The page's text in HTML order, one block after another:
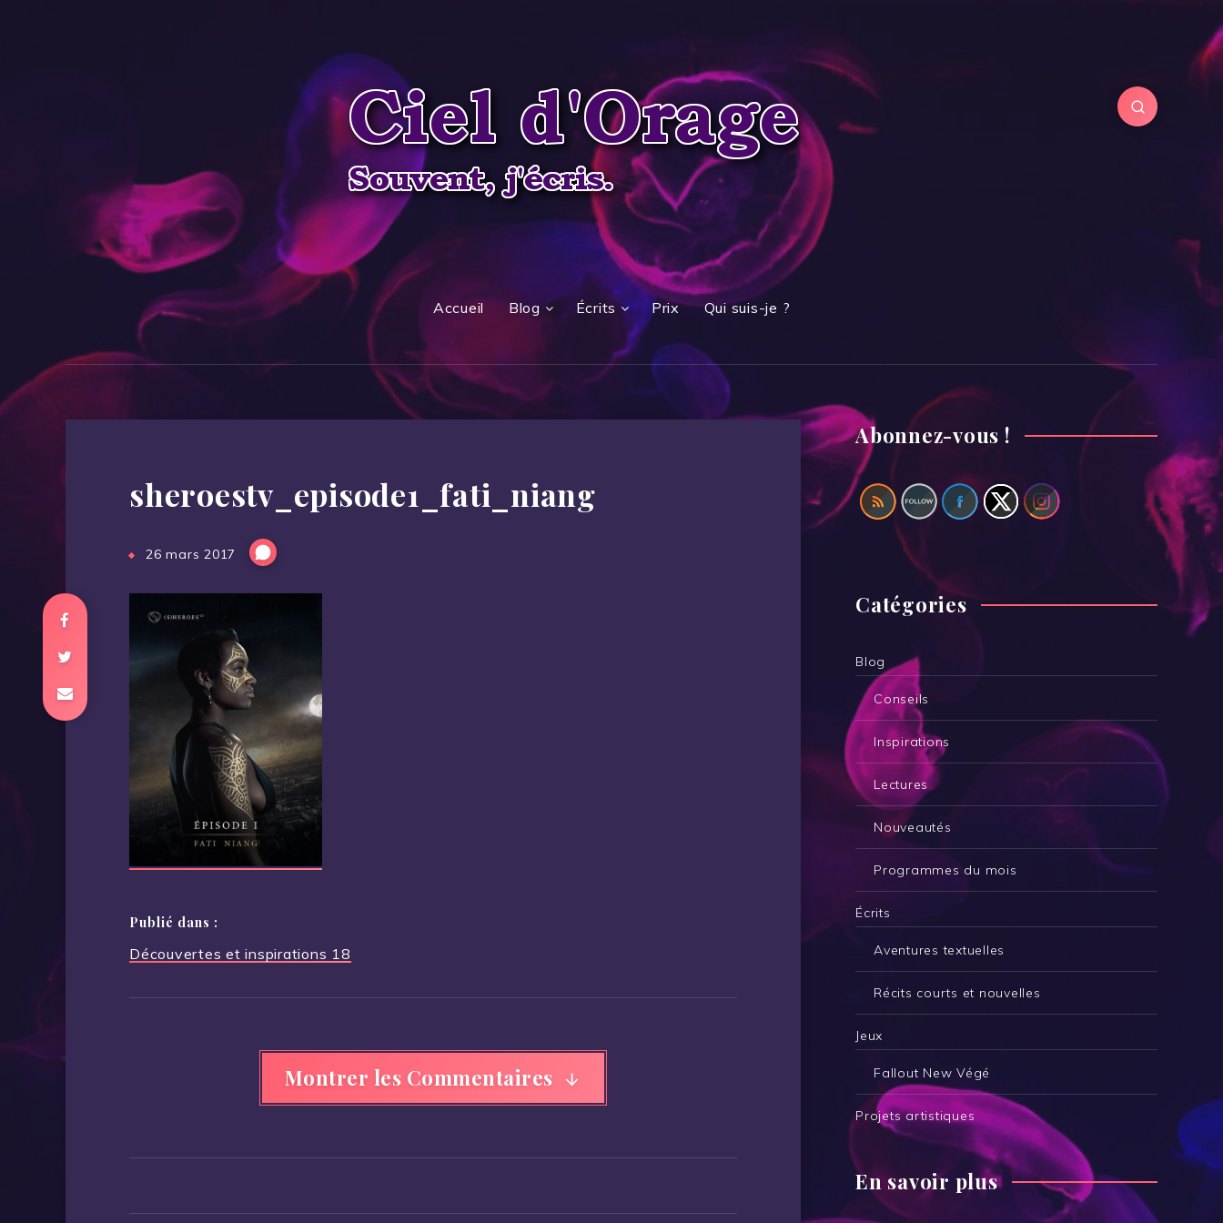
Accueil Blog Écrits Prix Qui suis-je ?
sheroestv_episode1_fati_niang
26 mars 2017
Publié dans :
Navigation
de
Découvertes et inspirations 18
Montrer les Commentaires
Abonnez-vous !
Catégories
Blog
Conseils
Inspirations
Lectures
Nouveautés
Programmes du mois
Écrits
Aventures textuelles
Récits courts et nouvelles
Jeux
Fallout New Végé
Projets artistiques
En savoir plus